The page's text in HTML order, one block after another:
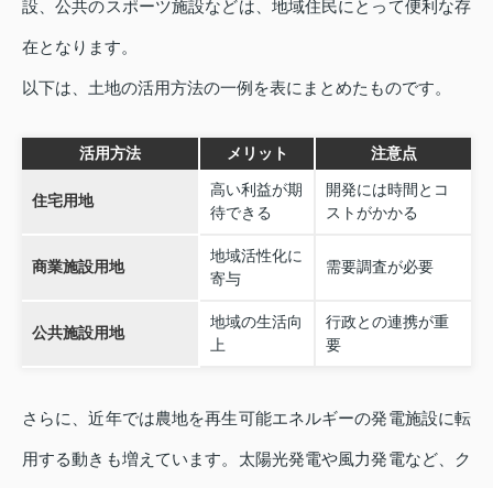
設、公共のスポーツ施設などは、地域住民にとって便利な存
在となります。
以下は、土地の活用方法の一例を表にまとめたものです。
活用方法 メリット 注意点
住宅用地
高い利益が期
待できる
開発には時間とコ
ストがかかる
商業施設用地
地域活性化に
寄与
需要調査が必要
公共施設用地
地域の生活向
上
行政との連携が重
要
さらに、近年では農地を再生可能エネルギーの発電施設に転
用する動きも増えています。太陽光発電や風力発電など、ク